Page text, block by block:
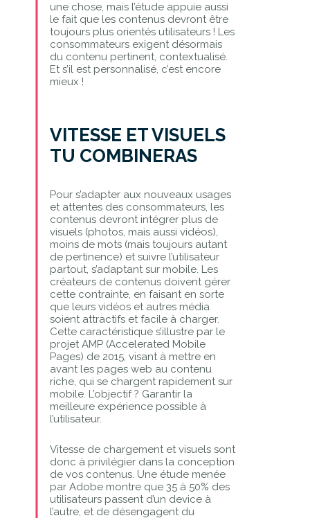
une chose, mais l’étude appuie aussi
le fait que les contenus devront être
toujours plus orientés utilisateurs ! Les
consommateurs exigent désormais
du contenu pertinent, contextualisé.
Et s’il est personnalisé, c’est encore
mieux !
VITESSE ET VISUELS
TU COMBINERAS
Pour s’adapter aux nouveaux usages
et attentes des consommateurs, les
contenus devront intégrer plus de
visuels (photos, mais aussi vidéos),
moins de mots (mais toujours autant
de pertinence) et suivre l’utilisateur
partout, s’adaptant sur mobile. Les
créateurs de contenus doivent gérer
cette contrainte, en faisant en sorte
que leurs vidéos et autres média
soient attractifs et facile à charger.
Cette caractéristique s’illustre par le
projet AMP (Accelerated Mobile
Pages) de 2015, visant à mettre en
avant les pages web au contenu
riche, qui se chargent rapidement sur
mobile. L’objectif ? Garantir la
meilleure expérience possible à
l’utilisateur.
Vitesse de chargement et visuels sont
donc à privilégier dans la conception
de vos contenus. Une étude menée
par Adobe montre que 35 à 50% des
utilisateurs passent d’un device à
l’autre, et de désengagent du